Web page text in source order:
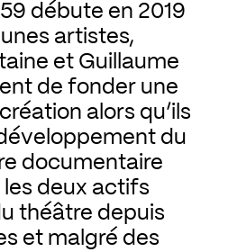
débute en 2019
artistes,
et Guillaume
de fonder une
alors qu’ils
du
documentaire
les deux actifs
théâtre depuis
et malgré des